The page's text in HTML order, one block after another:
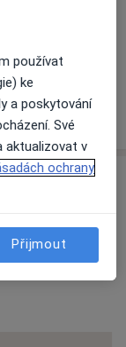
na pojišťovnu
používat
ke
a poskytování
Své
aktualizovat v
ochrany
Přijmout